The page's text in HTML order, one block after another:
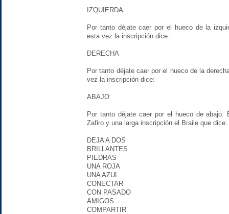
IZQUIERDA
Por tanto déjate caer por el hueco de la
esta vez la inscripción dice:
DERECHA
Por tanto déjate caer por el hueco de la
vez la inscripción dice:
ABAJO
Por tanto déjate caer por el hueco de
Zafiro y una larga inscripción el Braile que dice:
DEJA A DOS
BRILLANTES
PIEDRAS
UNA ROJA
UNA AZUL
CONECTAR
CON PASADO
AMIGOS
COMPARTIR